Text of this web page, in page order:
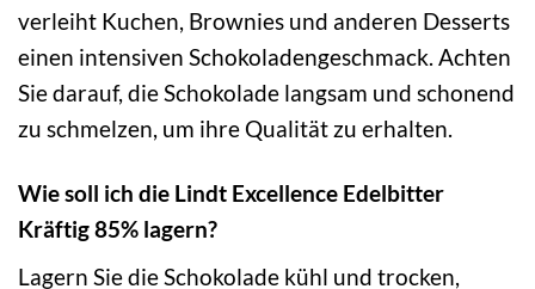
verleiht Kuchen, Brownies und anderen Desserts
einen intensiven Schokoladengeschmack. Achten
Sie darauf, die Schokolade langsam und schonend
zu schmelzen, um ihre Qualität zu erhalten.
Wie soll ich die Lindt Excellence Edelbitter
Kräftig 85% lagern?
Lagern Sie die Schokolade kühl und trocken,